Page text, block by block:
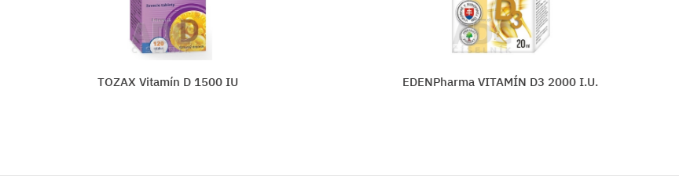
EDENPharma VITAMÍN D3 2000 I.U. Biomin VITAMIN D3